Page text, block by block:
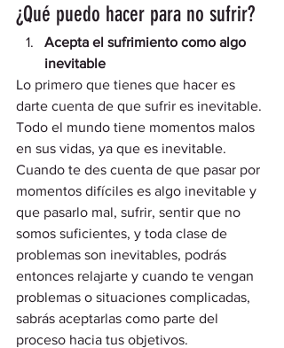
¿Qué puedo hacer para no sufrir?
Acepta el sufrimiento como algo
inevitable
Lo primero que tienes que hacer es
darte cuenta de que sufrir es inevitable.
Todo el mundo tiene momentos malos
en sus vidas, ya que es inevitable.
Cuando te des cuenta de que pasar por
momentos difíciles es algo inevitable y
que pasarlo mal, sufrir, sentir que no
somos suficientes, y toda clase de
problemas son inevitables, podrás
entonces relajarte y cuando te vengan
problemas o situaciones complicadas,
sabrás aceptarlas como parte del
proceso hacia tus objetivos.